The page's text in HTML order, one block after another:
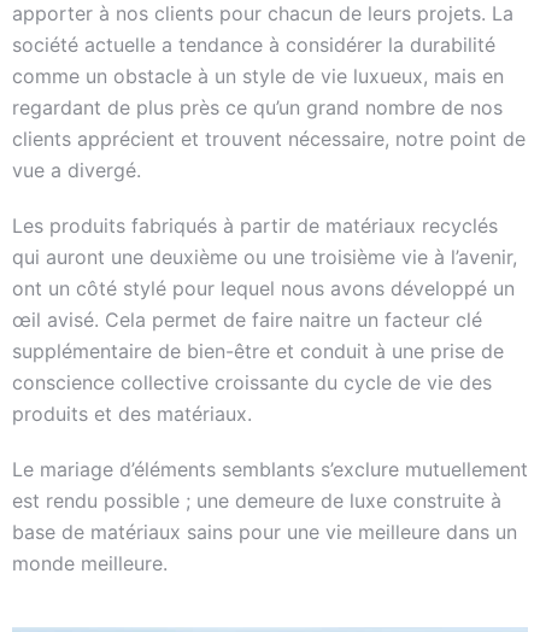
apporter à nos clients pour chacun de leurs projets. La
société actuelle a tendance à considérer la durabilité
comme un obstacle à un style de vie luxueux, mais en
regardant de plus près ce qu’un grand nombre de nos
clients apprécient et trouvent nécessaire, notre point de
vue a divergé.
Les produits fabriqués à partir de matériaux recyclés
qui auront une deuxième ou une troisième vie à l’avenir,
ont un côté stylé pour lequel nous avons développé un
œil avisé. Cela permet de faire naitre un facteur clé
supplémentaire de bien-être et conduit à une prise de
conscience collective croissante du cycle de vie des
produits et des matériaux.
Le mariage d’éléments semblants s’exclure mutuellement
est rendu possible ; une demeure de luxe construite à
base de matériaux sains pour une vie meilleure dans un
monde meilleure.